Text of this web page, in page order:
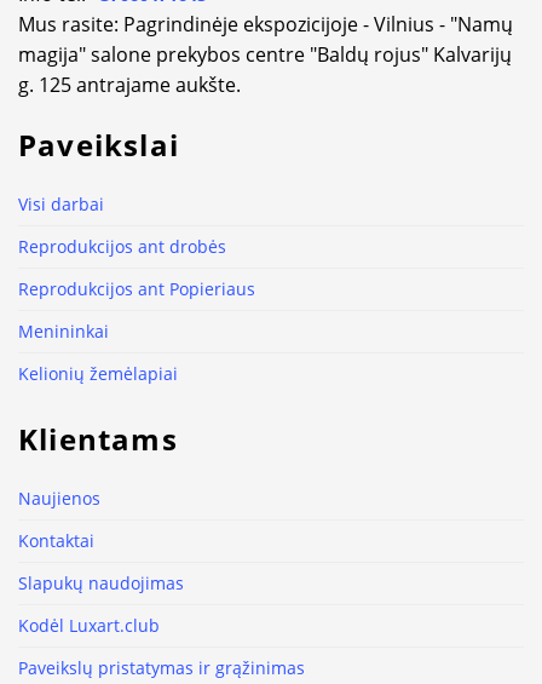
Mus rasite: Pagrindinėje ekspozicijoje - Vilnius - "Namų
magija" salone prekybos centre "Baldų rojus" Kalvarijų
g. 125 antrajame aukšte.
Paveikslai
Visi darbai
Reprodukcijos ant drobės
Reprodukcijos ant Popieriaus
Menininkai
Kelionių žemėlapiai
Klientams
Naujienos
Kontaktai
Slapukų naudojimas
Kodėl Luxart.club
Paveikslų pristatymas ir grąžinimas